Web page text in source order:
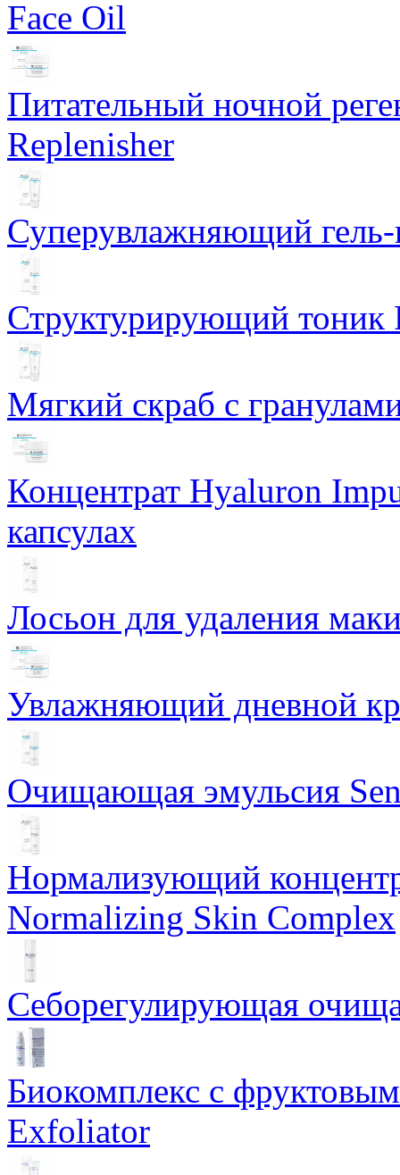
Face Oil
Питательный ночной
Replenisher
Суперувлажняющий
Структурирующий тоник
Мягкий скраб с
Концентрат Hyaluron
капсулах
Лосьон для удаления
Увлажняющий дневной
Очищающая эмульсия
Нормализующий
Normalizing Skin Complex
Себорегулирующая
Биокомплекс с
Exfoliator